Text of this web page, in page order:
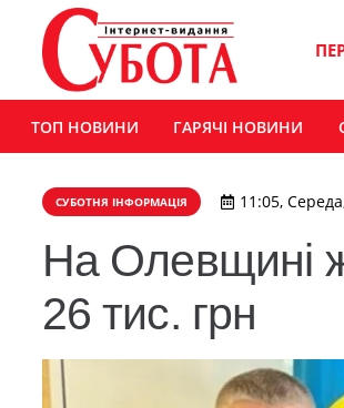
ТОП НОВИНИ ГАРЯЧІ НОВИНИ
СУБОТНЯ ІНФОРМАЦІЯ 11:05,
На Олевщині
26 тис. грн